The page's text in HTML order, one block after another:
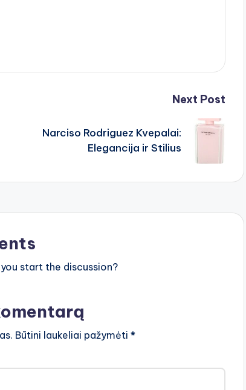
Next Post
Narciso Rodriguez Kvepalai:
Elegancija ir Stilius
start the discussion?
Būtini laukeliai pažymėti *